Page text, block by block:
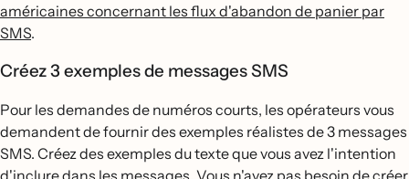
américaines concernant les flux d'abandon de panier par
SMS.
Créez 3 exemples de messages SMS
Pour les demandes de numéros courts, les opérateurs vous
demandent de fournir des exemples réalistes de 3 messages
SMS. Créez des exemples du texte que vous avez l'intention
d'inclure dans les messages. Vous n'avez pas besoin de créer